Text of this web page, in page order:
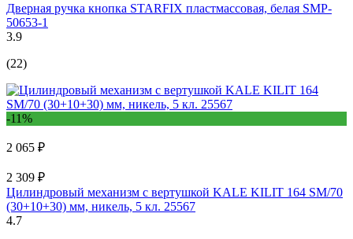
Дверная ручка кнопка STARFIX пластмассовая, белая SMP-
50653-1
3.9
(22)
-11%
2 065 ₽
2 309 ₽
Цилиндровый механизм с вертушкой KALE KILIT 164 SM/70
(30+10+30) мм, никель, 5 кл. 25567
4.7